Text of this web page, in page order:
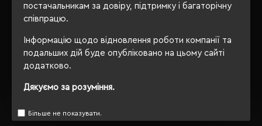
постачальникам за довіру, підтримку і багаторічну
співпрацю.
Інформацію щодо відновлення роботи компанії та
подальших дій буде опубліковано на цьому сайті
додатково.
Дякуємо за розуміння.
Більше не показувати.
ОПИС
ВІДГУКИ